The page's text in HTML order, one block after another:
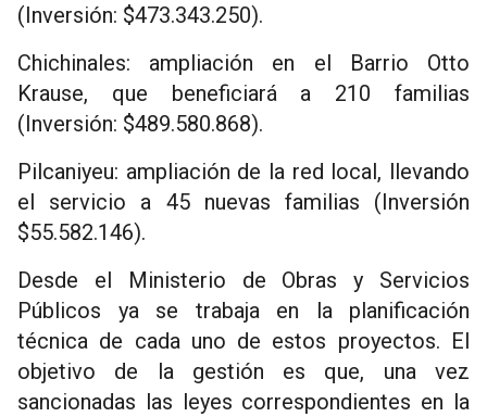
(Inversión: $473.343.250).
Chichinales: ampliación en el Barrio Otto
Krause, que beneficiará a 210 familias
(Inversión: $489.580.868).
Pilcaniyeu: ampliación de la red local, llevando
el servicio a 45 nuevas familias (Inversión
$55.582.146).
Desde el Ministerio de Obras y Servicios
Públicos ya se trabaja en la planificación
técnica de cada uno de estos proyectos. El
objetivo de la gestión es que, una vez
sancionadas las leyes correspondientes en la